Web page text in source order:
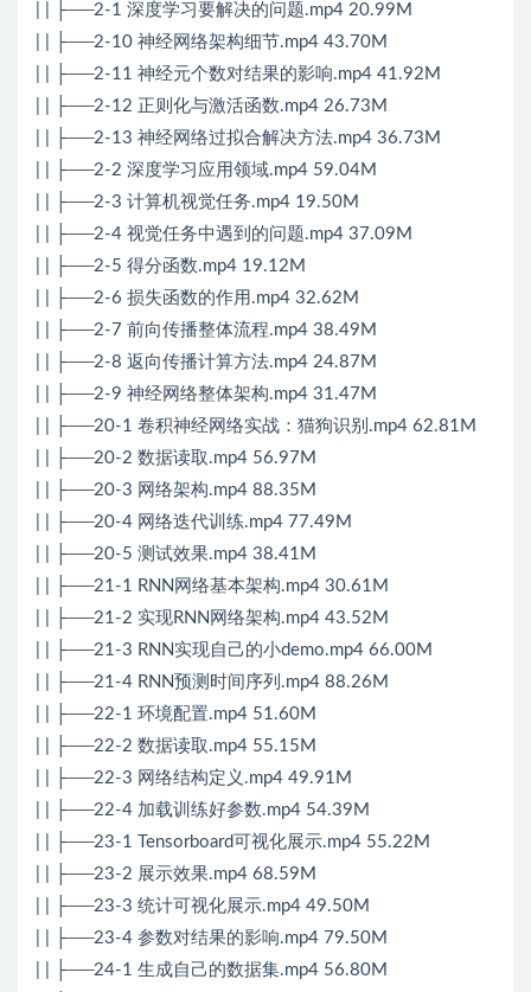
| | ├──2-1 深度学习要解决的问题.mp4 20.99M
| | ├──2-10 神经网络架构细节.mp4 43.70M
| | ├──2-11 神经元个数对结果的影响.mp4 41.92M
| | ├──2-12 正则化与激活函数.mp4 26.73M
| | ├──2-13 神经网络过拟合解决方法.mp4 36.73M
| | ├──2-2 深度学习应用领域.mp4 59.04M
| | ├──2-3 计算机视觉任务.mp4 19.50M
| | ├──2-4 视觉任务中遇到的问题.mp4 37.09M
| | ├──2-5 得分函数.mp4 19.12M
| | ├──2-6 损失函数的作用.mp4 32.62M
| | ├──2-7 前向传播整体流程.mp4 38.49M
| | ├──2-8 返向传播计算方法.mp4 24.87M
| | ├──2-9 神经网络整体架构.mp4 31.47M
| | ├──20-1 卷积神经网络实战：猫狗识别.mp4 62.81M
| | ├──20-2 数据读取.mp4 56.97M
| | ├──20-3 网络架构.mp4 88.35M
| | ├──20-4 网络迭代训练.mp4 77.49M
| | ├──20-5 测试效果.mp4 38.41M
| | ├──21-1 RNN网络基本架构.mp4 30.61M
| | ├──21-2 实现RNN网络架构.mp4 43.52M
| | ├──21-3 RNN实现自己的小demo.mp4 66.00M
| | ├──21-4 RNN预测时间序列.mp4 88.26M
| | ├──22-1 环境配置.mp4 51.60M
| | ├──22-2 数据读取.mp4 55.15M
| | ├──22-3 网络结构定义.mp4 49.91M
| | ├──22-4 加载训练好参数.mp4 54.39M
| | ├──23-1 Tensorboard可视化展示.mp4 55.22M
| | ├──23-2 展示效果.mp4 68.59M
| | ├──23-3 统计可视化展示.mp4 49.50M
| | ├──23-4 参数对结果的影响.mp4 79.50M
| | ├──24-1 生成自己的数据集.mp4 56.80M